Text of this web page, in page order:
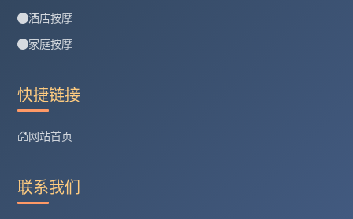
酒店按摩
家庭按摩
快捷链接
网站首页
联系我们